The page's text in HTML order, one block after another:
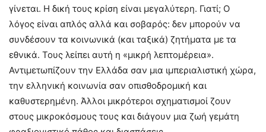
γίνεται. Η δική τους κρίση είναι μεγαλύτερη. Γιατί; Ο
λόγος είναι απλός αλλά και σοβαρός: δεν μπορούν να
συνδέσουν τα κοινωνικά (και ταξικά) ζητήματα με τα
εθνικά. Τους λείπει αυτή η «μικρή λεπτομέρεια».
Αντιμετωπίζουν την Ελλάδα σαν μια ιμπεριαλιστική χώρα,
την ελληνική κοινωνία σαν οπισθοδρομική και
καθυστερημένη. Άλλοι μικρότεροι σχηματισμοί ζουν
στους μικροκόσμους τους και διάγουν μια ζωή γεμάτη